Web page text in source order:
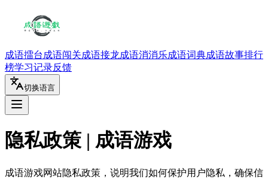
成语擂台 成语闯关成语接龙成语消消乐成语词典成语故事排行
榜学习记录反馈
切换语言
隐私政策 | 成语游戏
成语游戏网站隐私政策，说明我们如何保护用户隐私，确保信